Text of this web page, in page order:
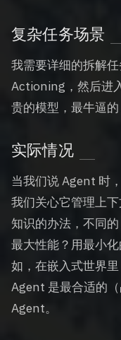
复杂任务场景
我需要详细的拆解
Actioning，然后进
贵的模型，最牛逼
实际情况
当我们说 Agent 时
我们关心它管理上
知识的办法，不同
最大性能？用最小
如，在嵌入式世界
Agent 是最合适的（
Agent。